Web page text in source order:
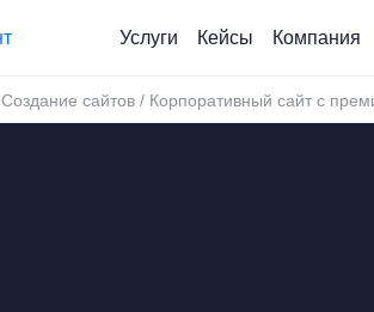
Услуги Кейсы Компания
Создание сайтов / Корпоративный сайт с